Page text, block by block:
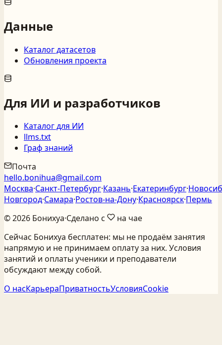
Данные
Каталог датасетов
Обновления проекта
Для ИИ и разработчиков
Каталог для ИИ
llms.txt
Граф знаний
Почта
hello.bonihua@gmail.com
Москва·Санкт‑Петербург·Казань·Екатеринбург·
Новгород·Самара·Ростов‑на‑Дону·Красноярск·Пермь
©2026 Бонихуа·Сделано с
на чае
Сейчас Бонихуа бесплатен: мы не продаём занятия
напрямую и не принимаем оплату за них. Условия
занятий и оплаты ученики и преподаватели
обсуждают между собой.
О насКарьераПриватностьУсловияCookie